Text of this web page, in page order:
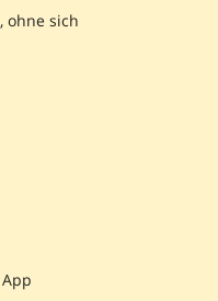
ohne sich